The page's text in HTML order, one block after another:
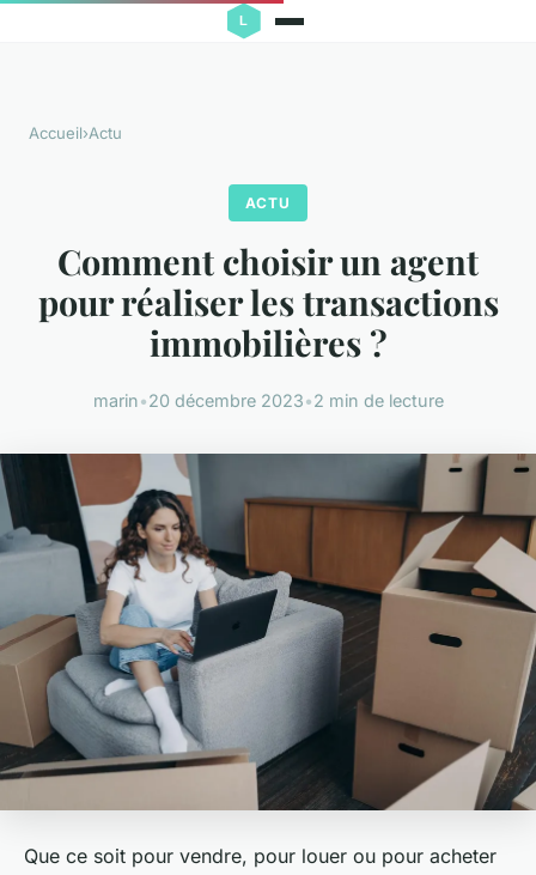
Accueil›Actu
ACTU
Comment choisir un agent
pour réaliser les transactions
immobilières ?
marin•20 décembre 2023•2 min de lecture
Que ce soit pour vendre, pour louer ou pour acheter